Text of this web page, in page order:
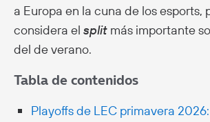
a Europa en la cuna de los esports,
considera el split más importante
del de verano.
Tabla de contenidos
Playoffs de LEC primavera